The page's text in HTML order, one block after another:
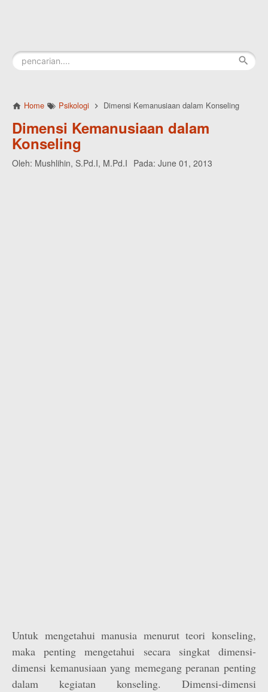
Home Psikologi Dimensi Kemanusiaan dalam Konseling
Dimensi Kemanusiaan dalam
Konseling
Oleh: Mushlihin, S.Pd.I, M.Pd.I Pada: June 01, 2013
Untuk mengetahui manusia menurut teori konseling,
maka penting mengetahui secara singkat dimensi-
dimensi kemanusiaan yang memegang peranan penting
dalam kegiatan konseling. Dimensi-dimensi